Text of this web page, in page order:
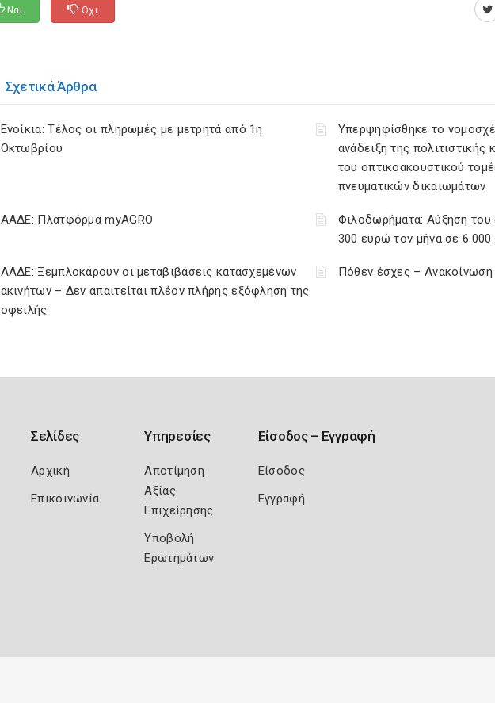
Ναι Οχι
Σχετικά Άρθρα
Ενοίκια: Τέλος οι πληρωμές με μετρητά από 1η
Οκτωβρίου
Υπερψηφίσθηκε το
ανάδειξη της πολιτιστικής
του οπτικοακουστικού
πνευματικών δικαιωμάτων
ΑΑΔΕ: Πλατφόρμα myAGRO
Φιλοδωρήματα: Αύξηση
300 ευρώ τον μήνα σε
ΑΑΔΕ: Ξεμπλοκάρουν οι μεταβιβάσεις κατασχεμένων
ακινήτων – Δεν απαιτείται πλέον πλήρης εξόφληση της
οφειλής
Πόθεν έσχες – Ανακοίνωση
Σελίδες
Αρχική
Επικοινωνία
Υπηρεσίες
Αποτίμηση
Αξίας
Επιχείρησης
Υποβολή
Ερωτημάτων
Είσοδος – Εγγραφή
Είσοδος
Εγγραφή